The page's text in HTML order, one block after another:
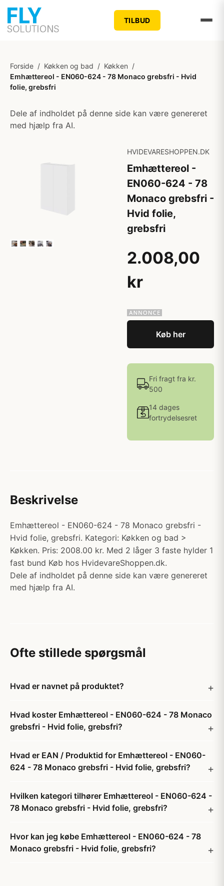
TILBUD
Forside / Køkken og bad / Køkken /
Emhættereol - EN060-624 - 78 Monaco grebsfri - Hvid
folie, grebsfri
Dele af indholdet på denne side kan være genereret
med hjælp fra AI.
HVIDEVARESHOPPEN.DK
Emhættereol -
EN060-624 - 78
Monaco grebsfri -
Hvid folie,
grebsfri
2.008,00
kr
Køb her
Fri fragt fra kr.
500
14 dages
fortrydelsesret
Beskrivelse
Emhættereol - EN060-624 - 78 Monaco grebsfri -
Hvid folie, grebsfri. Kategori: Køkken og bad >
Køkken. Pris: 2008.00 kr. Med 2 låger 3 faste hylder 1
fast bund Køb hos HvidevareShoppen.dk.
Dele af indholdet på denne side kan være genereret
med hjælp fra AI.
Ofte stillede spørgsmål
Hvad er navnet på produktet?
Hvad koster Emhættereol - EN060-624 - 78 Monaco
grebsfri - Hvid folie, grebsfri?
Hvad er EAN / Produktid for Emhættereol - EN060-
624 - 78 Monaco grebsfri - Hvid folie, grebsfri?
Hvilken kategori tilhører Emhættereol - EN060-624 -
78 Monaco grebsfri - Hvid folie, grebsfri?
Hvor kan jeg købe Emhættereol - EN060-624 - 78
Monaco grebsfri - Hvid folie, grebsfri?